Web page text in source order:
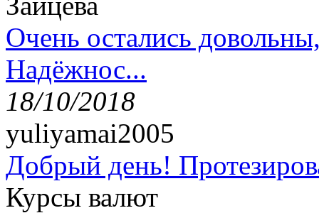
Очень остались
Надёжнос...
18/10/2018
yuliyamai2005
Добрый день!
Курсы валют